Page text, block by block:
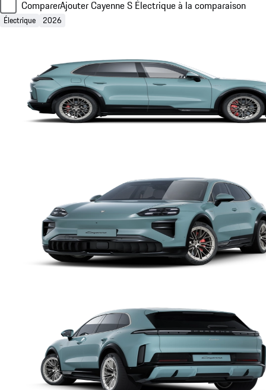
ComparerAjouter Cayenne S Électrique à la comparaison
Électrique 2026